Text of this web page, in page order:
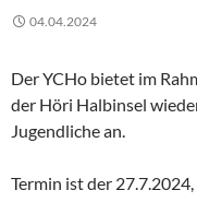
04.04.2024
Der YCHo bietet im
der Höri Halbinsel
Jugendliche an.
Termin ist der